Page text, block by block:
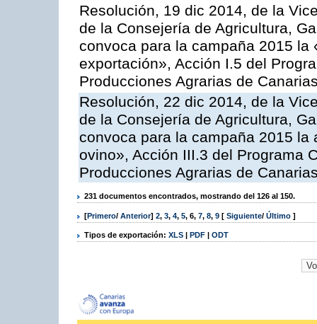
Resolución, 19 dic 2014, de la
de la Consejería de Agricultura,
convoca para la campaña 2015
exportación», Acción I.5 del
Producciones Agrarias de
Resolución, 22 dic 2014, de la
de la Consejería de Agricultura,
convoca para la campaña 2015
ovino», Acción III.3 del Programa
Producciones Agrarias de
231 documentos encontrados, mostrando del 126 al 150.
[Primero/ Anterior] 2, 3, 4, 5, 6, 7, 8, 9 [ Siguiente/ Último ]
Tipos de exportación: XLS | PDF | ODT